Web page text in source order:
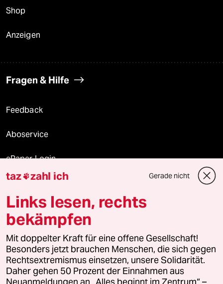
Shop
Anzeigen
Fragen & Hilfe
Feedback
Aboservice
ePaper Login
Downloads für Abonnierende
© 2026 taz Verlags und Vertriebs GmbH
Alle Rechte vorbehalten. Bei rechtlichen Fragen oder für Genehmigungen
wenden Sie sich bitte an lizenzen@taz.de
Feedback Redaktionsstatut Kommune-Richtlinien
taz zahl ich Gerade nicht
Links lesen, rechts
bekämpfen
Mit doppelter Kraft für eine offene Gesellschaft!
Besonders jetzt brauchen Menschen, die sich gegen
Rechtsextremismus einsetzen, unsere Solidarität.
Daher gehen 50 Prozent der Einnahmen aus